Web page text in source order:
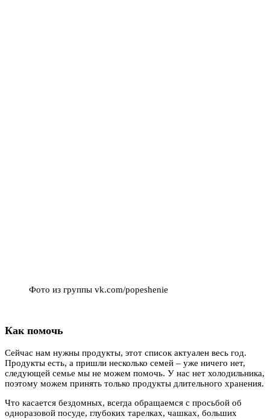
Фото из группы vk.com/popeshenie
Как помочь
Сейчас нам нужны продукты, этот список актуален весь год.
Продукты есть, а пришли несколько семей – уже ничего нет,
следующей семье мы не можем помочь. У нас нет холодильника,
поэтому можем принять только продукты длительного хранения.
Что касается бездомных, всегда обращаемся с просьбой об
одноразовой посуде, глубоких тарелках, чашках, больших